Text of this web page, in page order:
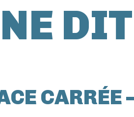
DIT
CARRÉE